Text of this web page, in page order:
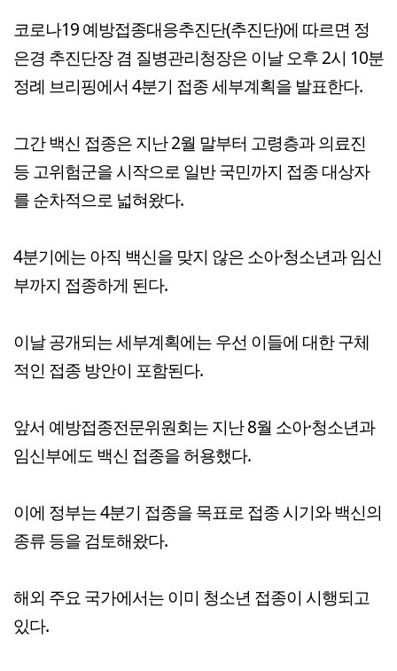
코로나19 예방접종대응추진단(추진단)에 따르면 정
은경 추진단장 겸 질병관리청장은 이날 오후 2시 10분
정례 브리핑에서 4분기 접종 세부계획을 발표한다.
그간 백신 접종은 지난 2월 말부터 고령층과 의료진
등 고위험군을 시작으로 일반 국민까지 접종 대상자
를 순차적으로 넓혀왔다.
4분기에는 아직 백신을 맞지 않은 소아·청소년과 임신
부까지 접종하게 된다.
이날 공개되는 세부계획에는 우선 이들에 대한 구체
적인 접종 방안이 포함된다.
앞서 예방접종전문위원회는 지난 8월 소아·청소년과
임신부에도 백신 접종을 허용했다.
이에 정부는 4분기 접종을 목표로 접종 시기와 백신의
종류 등을 검토해왔다.
해외 주요 국가에서는 이미 청소년 접종이 시행되고
있다.